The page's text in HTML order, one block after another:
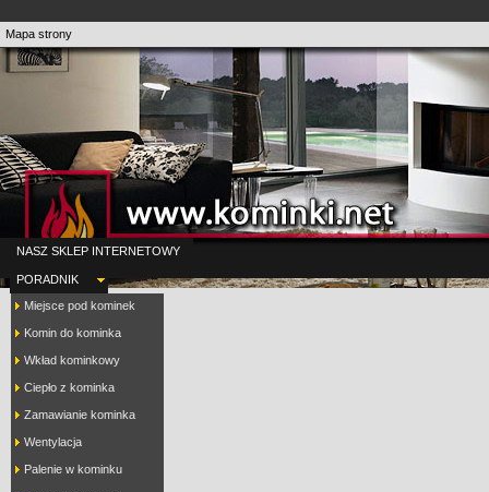
Mapa strony
NASZ SKLEP INTERNETOWY
PORADNIK
Miejsce pod kominek
Komin do kominka
Wkład kominkowy
Ciepło z kominka
Zamawianie kominka
Wentylacja
Palenie w kominku